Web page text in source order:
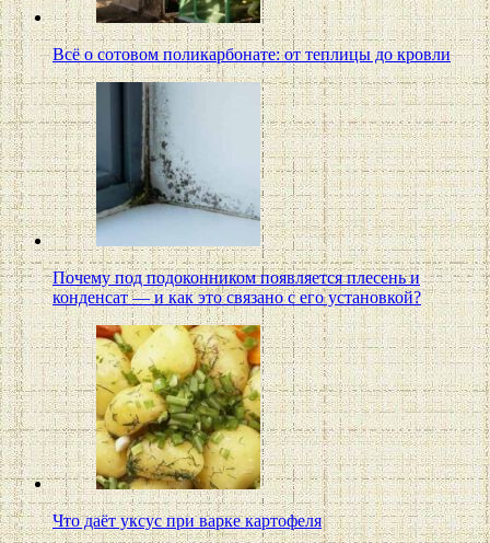
Всё о сотовом поликарбонате: от теплицы до кровли
Почему под подоконником появляется плесень и
конденсат — и как это связано с его установкой?
Что даёт уксус при варке картофеля